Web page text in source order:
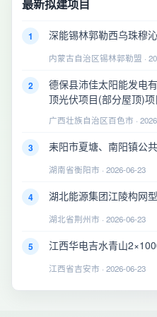
最新拟建项目
1 深能锡林郭勒西乌珠穆
内蒙古自治区锡林郭勒盟 ·
2
德保县沛佳太阳能发电
顶光伏项目(部分屋顶)项
广西壮族自治区百色市 ·
3 耒阳市夏塘、南阳镇公
湖南省衡阳市 · 2026-06-23
4 湖北能源集团江陵构网
湖北省荆州市 · 2026-06-23
5 江西华电吉水青山
江西省吉安市 · 2026-06-23